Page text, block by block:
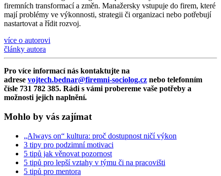
firemních transformací a změn. Manažersky vstupuje do firem, které
mají problémy ve výkonnosti, strategii či organizaci nebo potřebují
nastartovat a řídit rozvoj.
více o autorovi
články autora
Pro více informací nás kontaktujte na
adrese vojtech.bednar@firemni-sociolog.cz nebo telefonním
čísle 731 782 385. Rádi s vámi probereme vaše potřeby a
možnosti jejich naplnění.
Mohlo by vás zajímat
„Always on“ kultura: proč dostupnost ničí výkon
3 tipy pro podzimní motivaci
5 tipů jak věnovat pozornost
5 tipů pro lepší vztahy v týmu či na pracovišti
5 tipů pro mentora